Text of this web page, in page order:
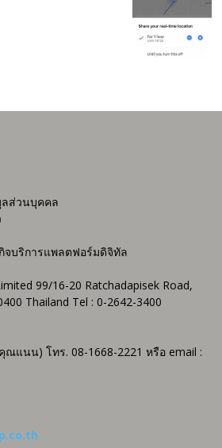
ส่วนบุคคล
จบริการแพลตฟอร์มดิจิทัล
99/16-20 Ratchadapisek Road,
Thailand Tel : 0-2642-3400
แนน) โทร. 08-1668-2221 หรือ email :